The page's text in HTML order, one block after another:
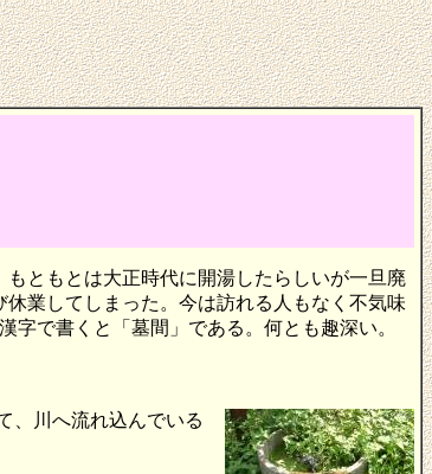
ともとは大正時代に開湯したらしいが一旦廃
業してしまった。今は訪れる人もなく不気味
で書くと「墓間」である。何とも趣深い。
、川へ流れ込んでいる